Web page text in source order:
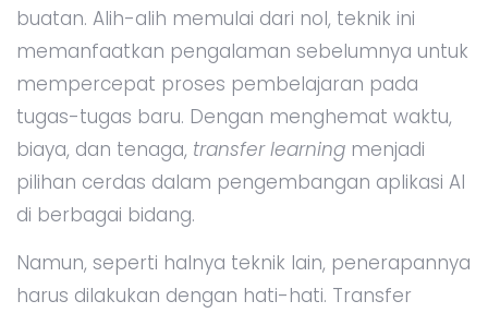
buatan. Alih-alih memulai dari nol, teknik ini
memanfaatkan pengalaman sebelumnya untuk
mempercepat proses pembelajaran pada
tugas-tugas baru. Dengan menghemat waktu,
biaya, dan tenaga, transfer learning menjadi
pilihan cerdas dalam pengembangan aplikasi AI
di berbagai bidang.
Namun, seperti halnya teknik lain, penerapannya
harus dilakukan dengan hati-hati. Transfer